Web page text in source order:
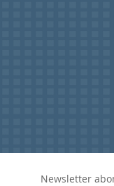
Newsletter